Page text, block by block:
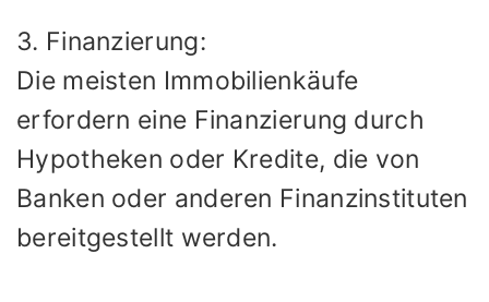
3. Finanzierung:
Die meisten Immobilienkäufe
erfordern eine Finanzierung durch
Hypotheken oder Kredite, die von
Banken oder anderen Finanzinstituten
bereitgestellt werden.